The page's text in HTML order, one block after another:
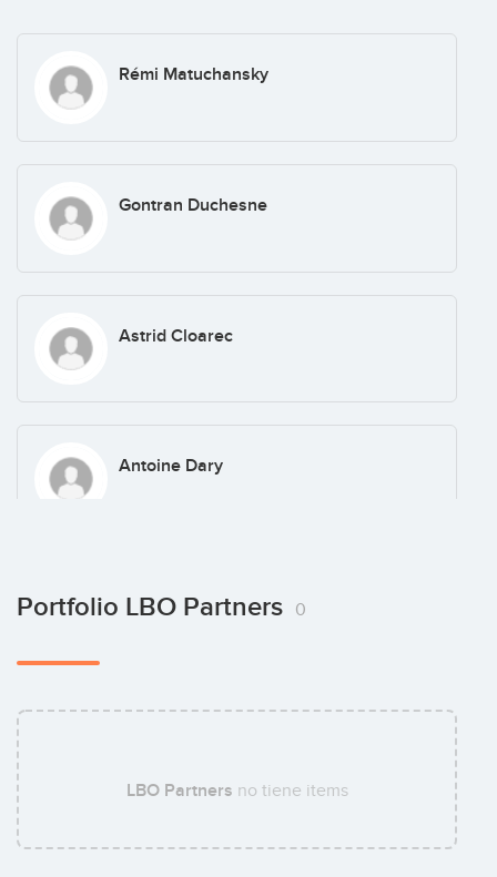
Rémi Matuchansky
Gontran Duchesne
Astrid Cloarec
Antoine Dary
Stéphane d'Agostino
Portfolio LBO Partners 0
LBO Partners no tiene items